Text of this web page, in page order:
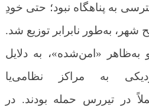
به پناهگاه نبود؛ حتی خودِ
به‌طور نابرابر توزیع شد.
«امن‌شده»، به دلایل
به مراکز نظامی‌یا
در تیررس حمله بودند. در